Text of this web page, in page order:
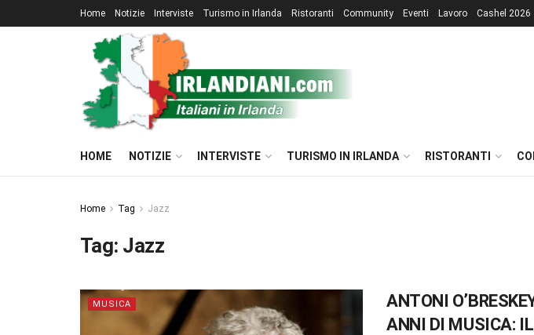
Home Notizie Interviste Turismo in Irlanda Ristoranti Community Eventi Lavoro Cashel 2026
HOME NOTIZIE INTERVISTE TURISMO IN IRLANDA RISTORANTI
Home Tag Jazz
Tag: Jazz
MUSICA
ANTONI
ANNI DI MUSICA: